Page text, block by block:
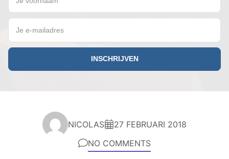
Je e-mailadres
NICOLAS
27 FEBRUARI 2018
NO COMMENTS